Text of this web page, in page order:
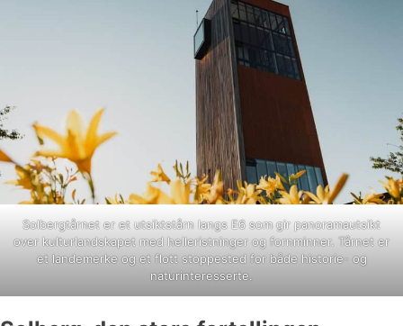
Solbergtårnet er et utsiktstårn langs E6 som gir panoramautsikt
over kulturlandskapet med helleristninger og fornminner. Tårnet er
et landemerke og et flott stoppested for både historie- og
naturinteresserte.